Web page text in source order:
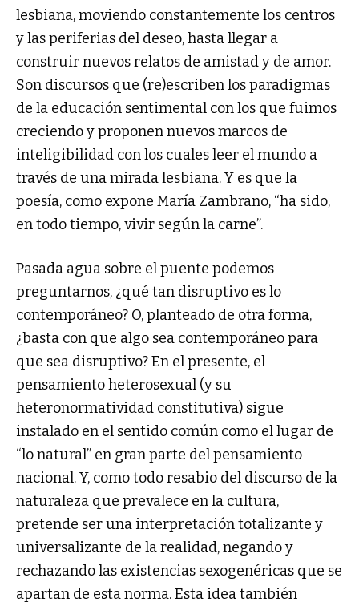
lesbiana, moviendo constantemente los centros
y las periferias del deseo, hasta llegar a
construir nuevos relatos de amistad y de amor.
Son discursos que (re)escriben los paradigmas
de la educación sentimental con los que fuimos
creciendo y proponen nuevos marcos de
inteligibilidad con los cuales leer el mundo a
través de una mirada lesbiana. Y es que la
poesía, como expone María Zambrano, “ha sido,
en todo tiempo, vivir según la carne”.
Pasada agua sobre el puente podemos
preguntarnos, ¿qué tan disruptivo es lo
contemporáneo? O, planteado de otra forma,
¿basta con que algo sea contemporáneo para
que sea disruptivo? En el presente, el
pensamiento heterosexual (y su
heteronormatividad constitutiva) sigue
instalado en el sentido común como el lugar de
“lo natural” en gran parte del pensamiento
nacional. Y, como todo resabio del discurso de la
naturaleza que prevalece en la cultura,
pretende ser una interpretación totalizante y
universalizante de la realidad, negando y
rechazando las existencias sexogenéricas que se
apartan de esta norma. Esta idea también